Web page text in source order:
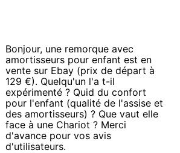
Bonjour, une remorque avec
amortisseurs pour enfant est en
vente sur Ebay (prix de départ à
129 €). Quelqu'un l'a t-il
expérimenté ? Quid du confort
pour l'enfant (qualité de l'assise et
des amortisseurs) ? Que vaut elle
face à une Chariot ? Merci
d'avance pour vos avis
d'utilisateurs.